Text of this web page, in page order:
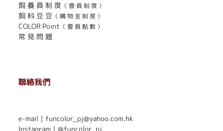
飼 養 員 制 度 （ 會 員 制 度 ）
飼 料 豆 豆 （ 購 物 金 制 度 ）
COLOR Point （ 會 員 點 數 ）
常 見 問 題
聯絡我們
e-mail｜funcolor_pj@yahoo.com.hk
Instagram｜ @funcolor_pj